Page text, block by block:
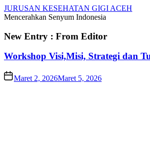
JURUSAN KESEHATAN GIGI ACEH
Mencerahkan Senyum Indonesia
New Entry : From Editor
Workshop Visi,Misi, Strategi dan
Maret 2, 2026Maret 5, 2026